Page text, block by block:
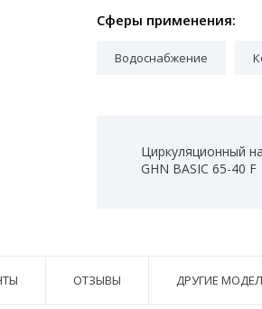
Сферы применения:
Водоснабжение
Циркуляционный
GHN BASIC 65-40 F
ОТЗЫВЫ ДРУГИЕ